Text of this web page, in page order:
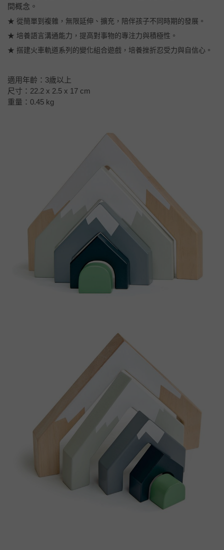
間概念。
★ 從簡單到複雜，無限延伸、擴充，陪伴孩子不同時期的發展。
★ 培養語言溝通能力，提高對事物的專注力與積極性。
★ 搭建火車軌道系列的變化組合遊戲，培養挫折忍受力與自信心。
適用年齡：3歲以上
尺寸：22.2 x 2.5 x 17 cm
重量：0.45 kg